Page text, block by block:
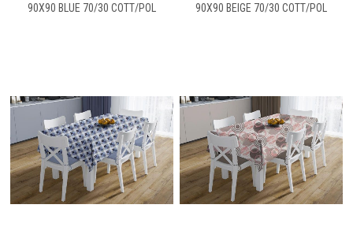
90X90 BLUE 70/30 COTT/POL
90X90 BEIGE 70/30 COTT/POL